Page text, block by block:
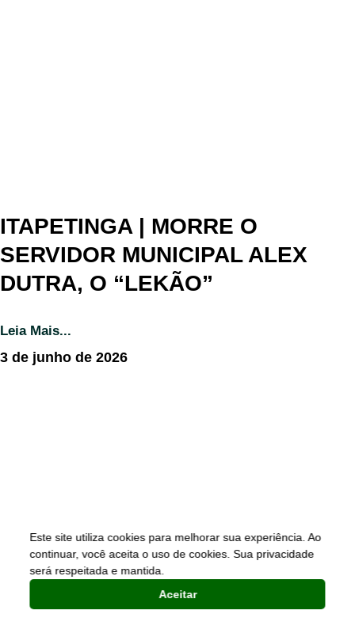
Este site utiliza cookies para melhorar sua experiência. Ao
continuar, você aceita o uso de cookies. Sua privacidade
será respeitada e mantida.
Aceitar
ITAPETINGA | MORRE O
SERVIDOR MUNICIPAL ALEX
DUTRA, O “LEKÃO”
Leia Mais...
3 de junho de 2026